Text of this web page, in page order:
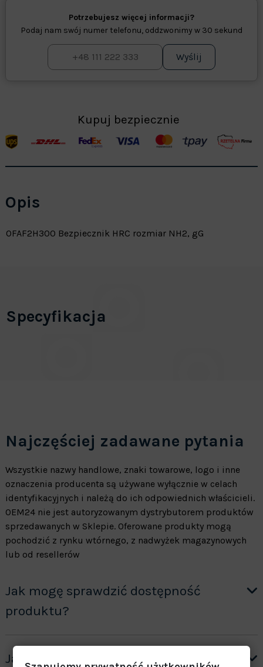
Potrzebujesz więcej informacji?
Podaj nam swój numer telefonu, oddzwonimy w 30 sekund
Wyślij
Kupuj bezpiecznie
Opis
OFAF2H300 Bezpiecznik HRC rozmiar NH2, gG
Specyfikacja
Najczęściej zadawane pytania
Wszystkie nazwy handlowe, znaki towarowe, logo i inne
oznaczenia producenta są używane wyłącznie w celach
identyfikacyjnych i należą do ich odpowiednich właścicieli.
OEM24 nie jest autoryzowanym dystrybutorem produktów
sprzedawanych w Sklepie. Oferowane produkty mogą
pochodzić z rynku wtórnego, z nadwyżek magazynowych
lub od resellerów
Jak mogę sprawdzić dostępność
produktu?
Jak otrzymać wycenę produktów ”na